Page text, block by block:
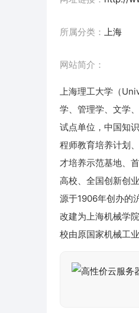
所属分类： 上海
网站简介：
上海理工大学（
学、管理学、文学
试点单位，中国知
程师教育培养计划
才培养示范基地、
高校、全国创新创
源于1906年创办的
改建为上海机械学
校由原国家机械工